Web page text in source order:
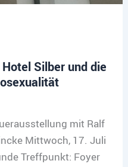
Silber und die
mit Ralf
Mittwoch, 17. Juli
Treffpunkt: Foyer